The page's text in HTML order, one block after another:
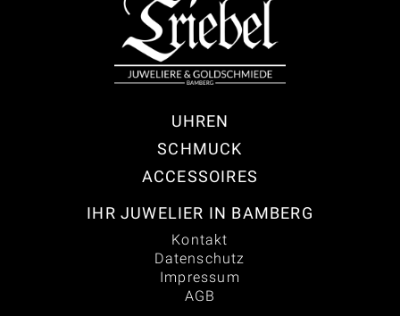
UHREN
SCHMUCK
ACCESSOIRES
IHR JUWELIER IN BAMBERG
Kontakt
Datenschutz
Impressum
AGB